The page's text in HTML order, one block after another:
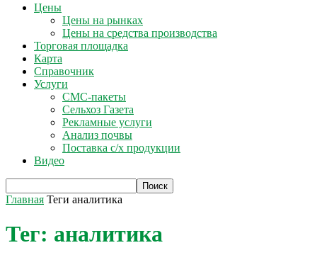
Цены
Цены на рынках
Цены на средства производства
Торговая площадка
Карта
Справочник
Услуги
СМС-пакеты
Сельхоз Газета
Рекламные услуги
Анализ почвы
Поставка с/х продукции
Видео
Главная Теги аналитика
Тег: аналитика